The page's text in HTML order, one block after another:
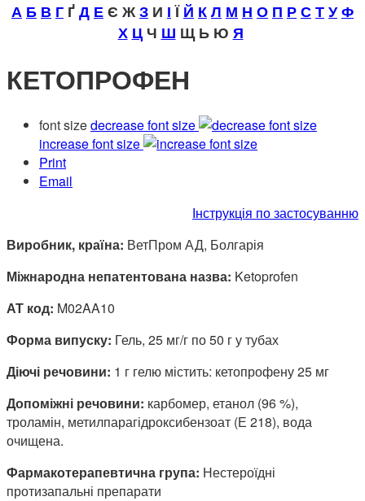
А Б В Г ҐД ЕЄ ЖЗ И ІЇЙ КЛ М Н О П РСТУФ
Х ЦЧ Ш Щ Ь Ю Я
КЕТОПРОФЕН
font sizedecrease font size
increase font size
Print
Email
Інструкція по застосуванню
Виробник, країна: ВетПром АД, Болгарія
Міжнародна непатентована назва: Ketoprofen
АТ код: M02AA10
Форма випуску: Гель, 25 мг/г по 50 г у тубах
Діючі речовини: 1 г гелю містить: кетопрофену 25 мг
Допоміжні речовини: карбомер, етанол (96 %),
троламін, метилпарагідроксибензоат (Е 218), вода
очищена.
Фармакотерапевтична група: Нестероїдні
протизапальні препарати